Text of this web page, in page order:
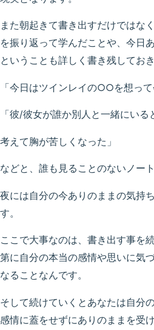
また朝起きて書き出すだけではな
を振り返って学んだことや、今日
ということも詳しく書き残しておき
「今日はツインレイの○○を想って
「彼/彼女が誰か別人と一緒にいる
考えて胸が苦しくなった」
などと、誰も見ることのないノート
夜には自分の今ありのままの気持
す。
ここで大事なのは、書き出す事を
第に自分の本当の感情や思いに気
なることなんです。
そして続けていくとあなたは自分
感情に蓋をせずにありのままを受